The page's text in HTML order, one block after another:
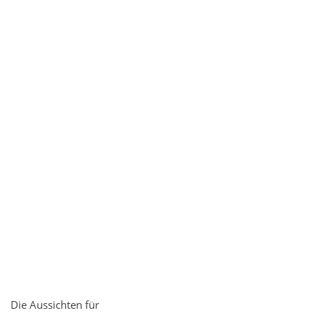
Die Aussichten für